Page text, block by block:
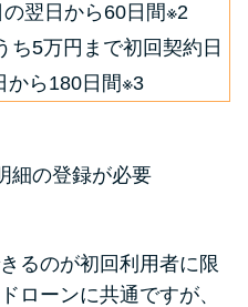
翌日から60日間※2
ち5万円まで初回契約日
から180日間※3
細の登録が必要
るのが初回利用者に限
ローンに共通ですが、